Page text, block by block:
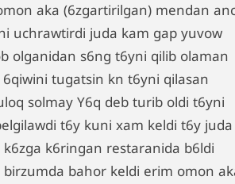
aka (6zgartirilgan) mendan
uchrawtirdi juda kam gap yuvow
olganidan s6ng t6yni qilib olaman
tugatsin kn t6yni qilasan
solmay Y6q deb turib oldi t6yni
t6y kuni xam keldi t6y juda
k6ringan restaranida b6ldi
bahor keldi erim omon